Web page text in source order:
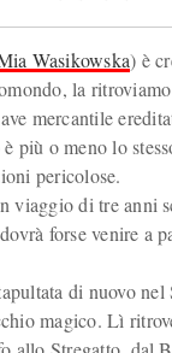
Wasikowska) è
la
mercantile
più o meno lo
pericolose.
viaggio di tre anni
forse venire a
di nuovo nel
magico. Lì